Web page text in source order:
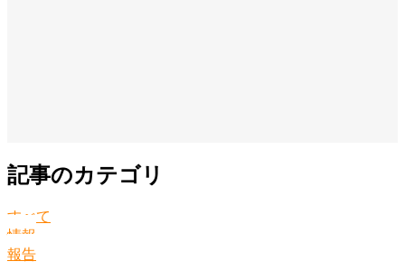
記事のカテゴリ
すべて
情報
報告